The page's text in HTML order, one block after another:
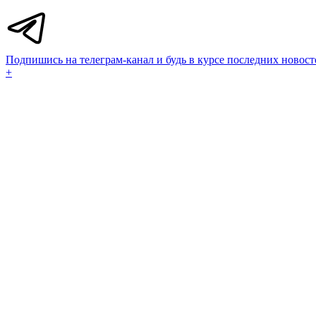
Подпишись на телеграм-канал и будь в курсе последних
+